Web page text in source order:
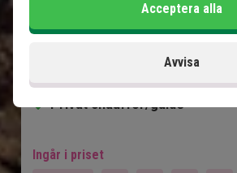
Tågtur från Nuwara Eliya till Ella
Yala Nationalpark
Privat chaufför/guide
Ingår i priset
Avvisa
Acceptera alla